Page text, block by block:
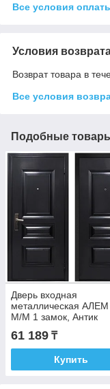
Все условия
Условия
Возврат товара в
Все условия
Подобные
Дверь входная
металлическая АЛЕМ
М/М 1 замок, Антик
СЕРЕБРО PTD_M
61 189 ₸
Купить